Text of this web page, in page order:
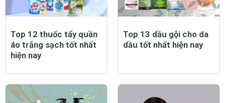
Top 12 thuốc tẩy quần
áo trắng sạch tốt nhất
hiện nay
Top 13 dầu gội cho da
dầu tốt nhất hiện nay